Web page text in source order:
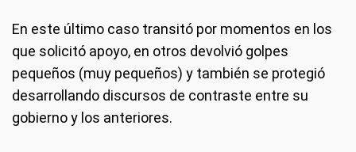
En este último caso transitó por momentos en los
que solicitó apoyo, en otros devolvió golpes
pequeños (muy pequeños) y también se protegió
desarrollando discursos de contraste entre su
gobierno y los anteriores.